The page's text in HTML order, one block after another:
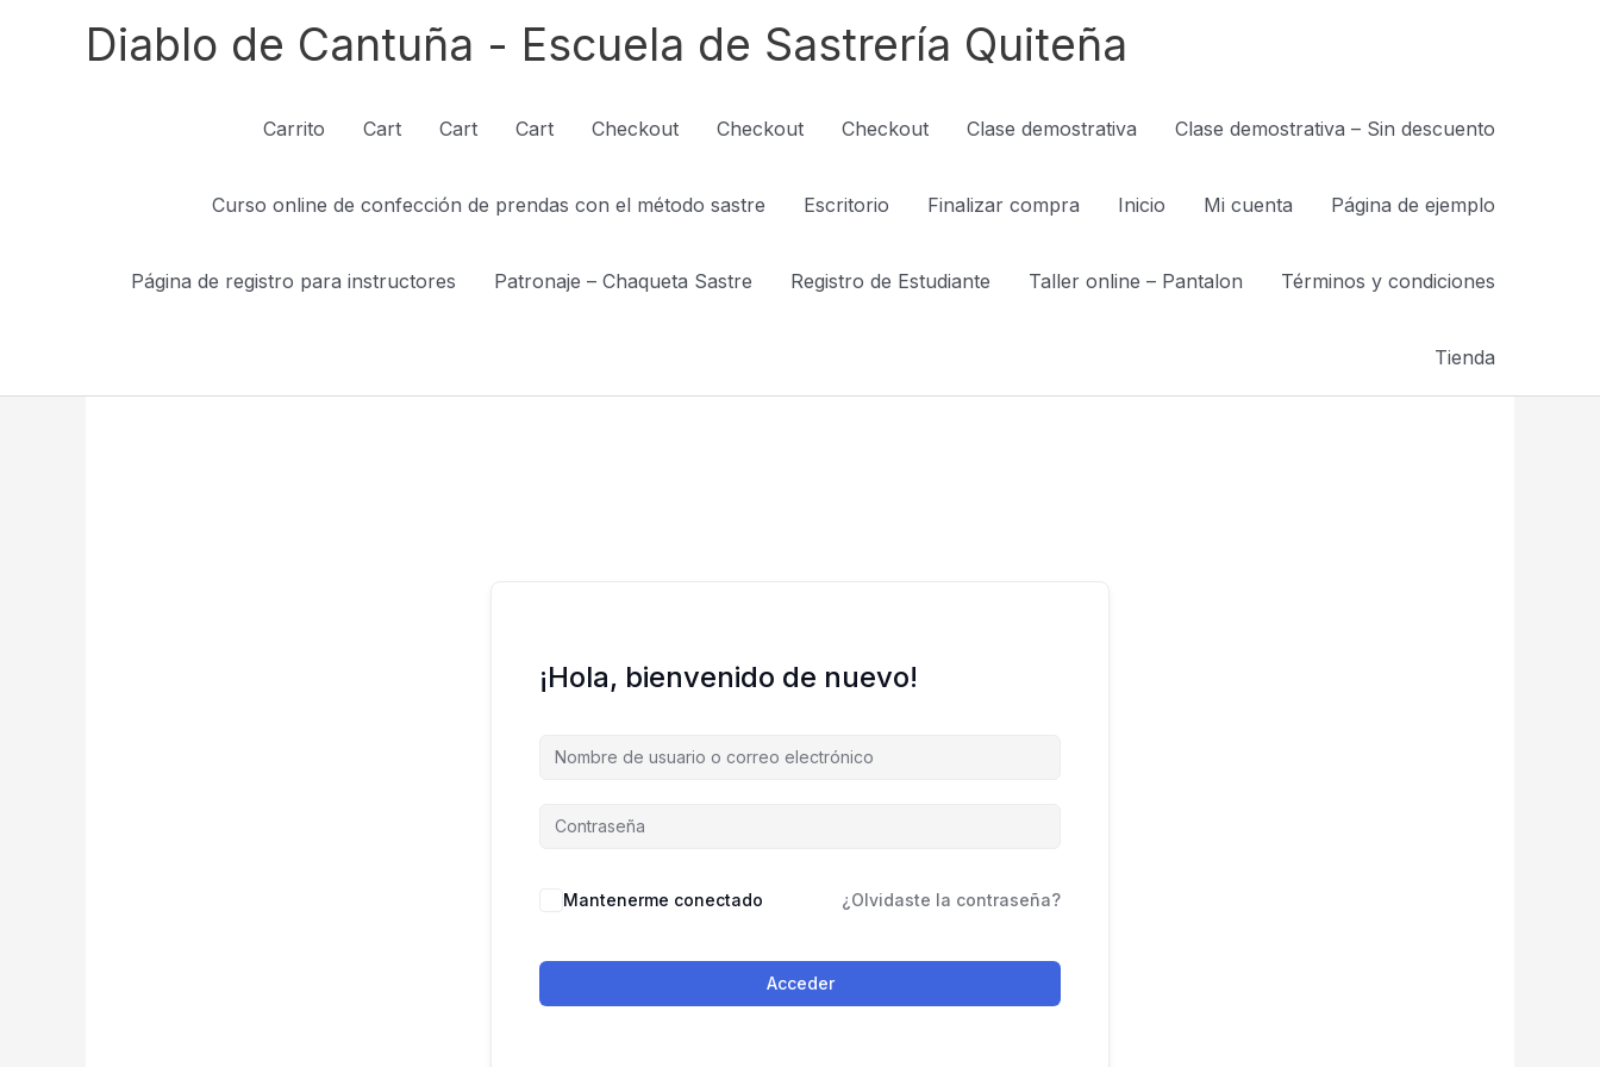
Diablo de Cantuña - Escuela de Sastrería Quiteña
Carrito Cart Cart Cart Checkout Checkout Checkout Clase demostrativa Clase demostrativa – Sin descuento
Curso online de confección de prendas con el método sastre Escritorio Finalizar compra Inicio Mi cuenta Página de ejemplo
Página de registro para instructores Patronaje – Chaqueta Sastre Registro de Estudiante Taller online – Pantalon Términos y condiciones
Tienda
¡Hola, bienvenido de nuevo!
Mantenerme conectado ¿Olvidaste la contraseña?
Acceder